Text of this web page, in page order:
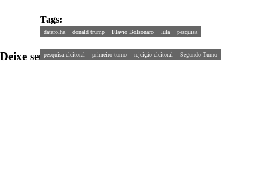
Tags:
datafolha donald trump Flavio Bolsonaro lula pesquisa
pesquisa eleitoral primeiro turno rejeição eleitoral Segundo Turno
Deixe seu comentário